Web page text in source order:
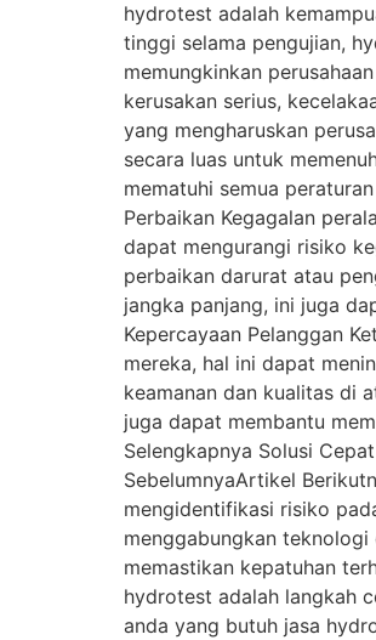
hydrotest adalah
tinggi selama pengujian,
memungkinkan
kerusakan serius,
yang mengharuskan
secara luas untuk
mematuhi semua
Perbaikan Kegagalan
dapat mengurangi risiko
perbaikan darurat atau
jangka panjang, ini juga
Kepercayaan Pelanggan
mereka, hal ini dapat
keamanan dan kualitas di
juga dapat membantu
Selengkapnya Solusi
SebelumnyaArtikel
mengidentifikasi risiko
menggabungkan
memastikan kepatuhan
hydrotest adalah langkah
anda yang butuh jasa